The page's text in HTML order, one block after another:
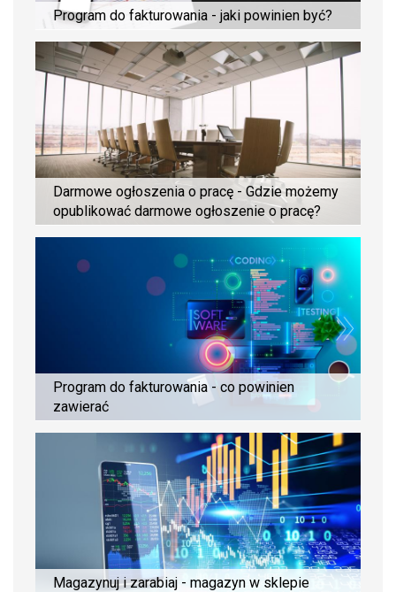
Program do fakturowania - jaki powinien być?
Darmowe ogłoszenia o pracę - Gdzie możemy
opublikować darmowe ogłoszenie o pracę?
Program do fakturowania - co powinien
zawierać
Magazynuj i zarabiaj - magazyn w sklepie